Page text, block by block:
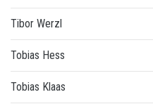
Tibor Werzl
Tobias Hess
Tobias Klaas